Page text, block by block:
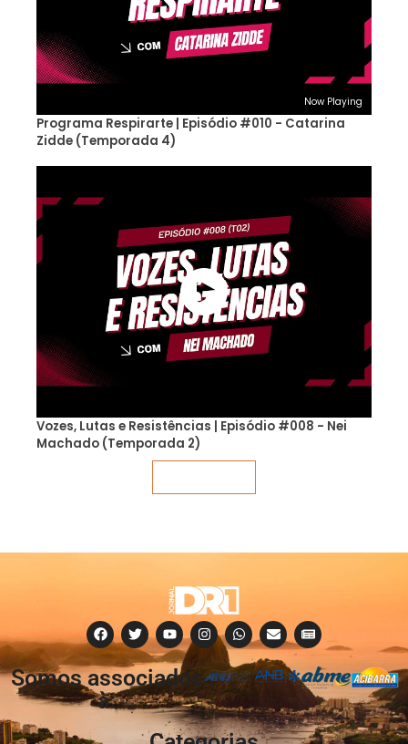
Now Playing
Programa Respirarte | Episódio #010 - Catarina
Zidde (Temporada 4)
Vozes, Lutas e Resistências | Episódio #008 - Nei
Machado (Temporada 2)
Somos associados
à: